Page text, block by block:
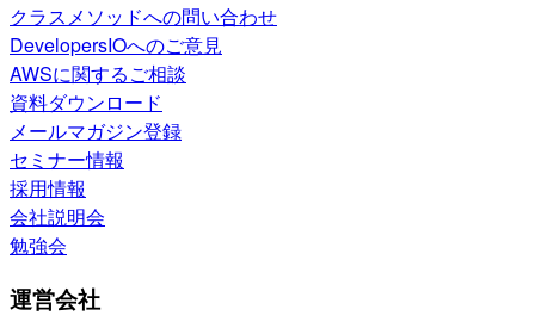
クラスメソッドへの問い合わせ
DevelopersIOへのご意見
AWSに関するご相談
資料ダウンロード
メールマガジン登録
セミナー情報
採用情報
会社説明会
勉強会
運営会社